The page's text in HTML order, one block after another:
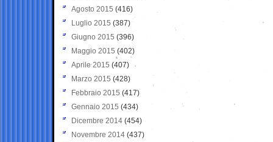
Agosto 2015 (416)
Luglio 2015 (387)
Giugno 2015 (396)
Maggio 2015 (402)
Aprile 2015 (407)
Marzo 2015 (428)
Febbraio 2015 (417)
Gennaio 2015 (434)
Dicembre 2014 (454)
Novembre 2014 (437)